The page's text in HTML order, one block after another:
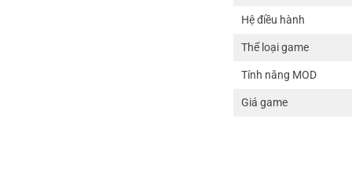
Hệ điều hành
Thể loại game
Tính năng MOD
Giá game